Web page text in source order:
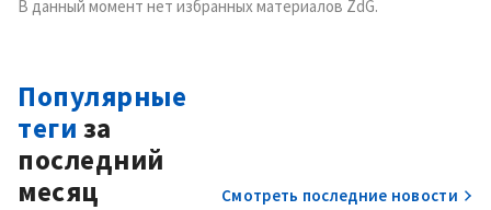
В данный момент нет избранных материалов ZdG.
Популярные
теги за
последний
месяц
Смотреть последние новости